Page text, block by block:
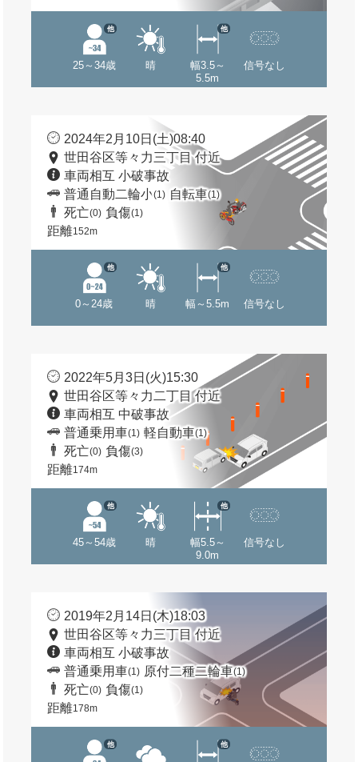
25～34歳
他
晴
幅3.5～
5.5m
他
信号なし
2024年2月10日(土)08:40
世田谷区等々力三丁目 付近
車両相互 小破事故
普通自動二輪小(1) 自転車(1)
死亡(0) 負傷(1)
距離152m
0～24歳
他
晴 幅～5.5m
他
信号なし
2022年5月3日(火)15:30
世田谷区等々力二丁目 付近
車両相互 中破事故
普通乗用車(1) 軽自動車(1)
死亡(0) 負傷(3)
距離174m
45～54歳
他
晴
幅5.5～
9.0m
他
信号なし
2019年2月14日(木)18:03
世田谷区等々力三丁目 付近
車両相互 小破事故
普通乗用車(1) 原付二種二輪車(1)
死亡(0) 負傷(1)
距離178m
他 他